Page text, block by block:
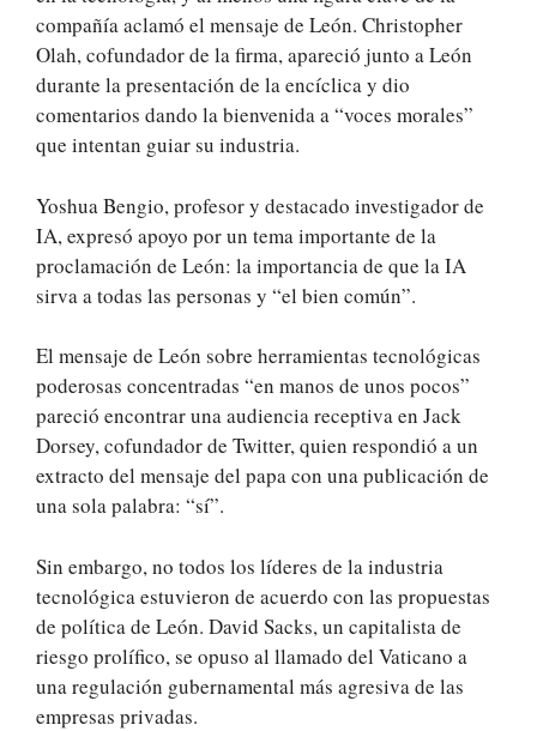
compañía aclamó el mensaje de León. Christopher
Olah, cofundador de la firma, apareció junto a León
durante la presentación de la encíclica y dio
comentarios dando la bienvenida a “voces morales”
que intentan guiar su industria.
Yoshua Bengio, profesor y destacado investigador de
IA, expresó apoyo por un tema importante de la
proclamación de León: la importancia de que la IA
sirva a todas las personas y “el bien común”.
El mensaje de León sobre herramientas tecnológicas
poderosas concentradas “en manos de unos pocos”
pareció encontrar una audiencia receptiva en Jack
Dorsey, cofundador de Twitter, quien respondió a un
extracto del mensaje del papa con una publicación de
una sola palabra: “sí”.
Sin embargo, no todos los líderes de la industria
tecnológica estuvieron de acuerdo con las propuestas
de política de León. David Sacks, un capitalista de
riesgo prolífico, se opuso al llamado del Vaticano a
una regulación gubernamental más agresiva de las
empresas privadas.